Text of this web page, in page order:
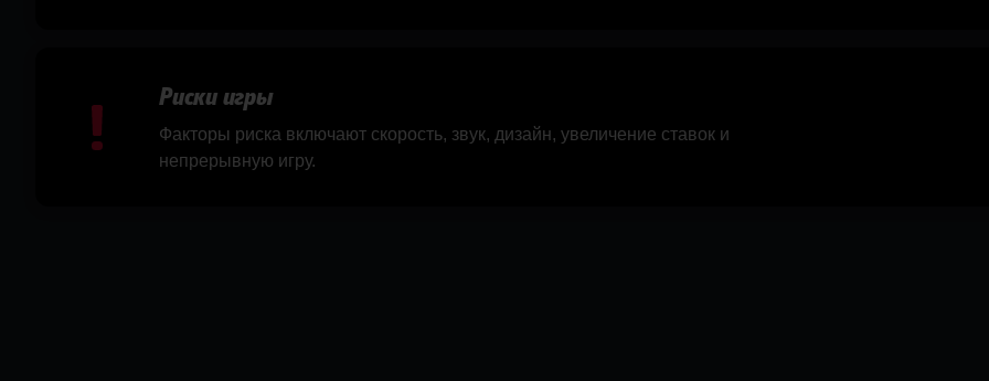
Риски игры
Факторы риска включают скорость, звук, дизайн, увеличение ставок и
непрерывную игру.